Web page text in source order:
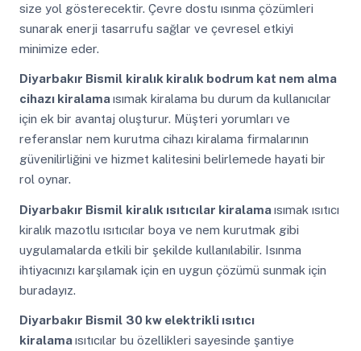
size yol gösterecektir. Çevre dostu ısınma çözümleri
sunarak enerji tasarrufu sağlar ve çevresel etkiyi
minimize eder.
Diyarbakır Bismil kiralık kiralık bodrum kat nem alma
cihazı kiralamaısımak kiralama bu durum da kullanıcılar
için ek bir avantaj oluşturur. Müşteri yorumları ve
referanslar nem kurutma cihazı kiralama firmalarının
güvenilirliğini ve hizmet kalitesini belirlemede hayati bir
rol oynar.
Diyarbakır Bismil kiralık ısıtıcılar kiralamaısımak ısıtıcı
kiralık mazotlu ısıtıcılar boya ve nem kurutmak gibi
uygulamalarda etkili bir şekilde kullanılabilir. Isınma
ihtiyacınızı karşılamak için en uygun çözümü sunmak için
buradayız.
Diyarbakır Bismil 30 kw elektrikli ısıtıcı
kiralamaısıtıcılar bu özellikleri sayesinde şantiye